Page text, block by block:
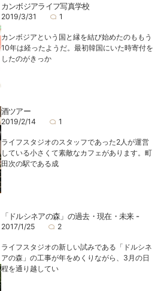
カンボジアライフ写真学校
2019/3/31 1
カンボジアという国と縁を結び始めたのももう
10年は経ったようだ。最初韓国にいた時寄付を
したのがきっか
酒ツアー
2019/2/14 1
ライフスタジオのスタッフであった2人が運営
している小さくて素敵なカフェがあります。町
田次の駅である成
「ドルシネアの森」の過去・現在・未来 -
2017/1/25 2
ライフスタジオの新しい試みである「ドルシネ
アの森」の工事が年をめくりながら、3月の日
程を通り越してい